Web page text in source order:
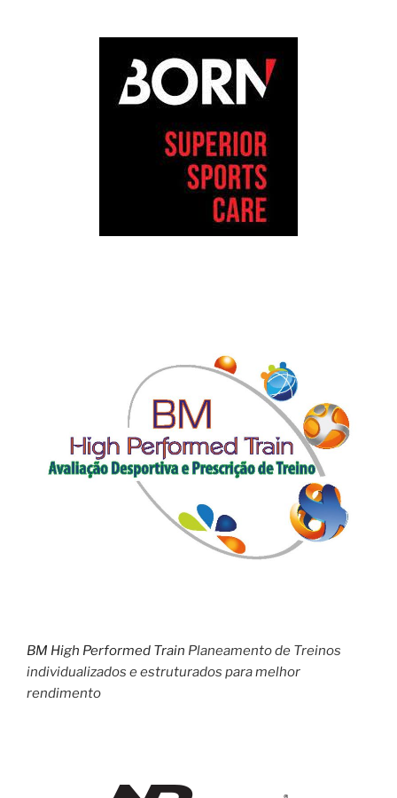
BM High Performed Train Planeamento de Treinos
individualizados e estruturados para melhor
rendimento